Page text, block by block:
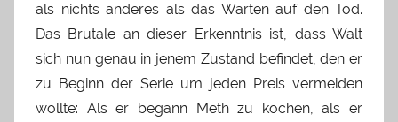
als nichts anderes als das Warten auf den Tod.
Das Brutale an dieser Erkenntnis ist, dass Walt
sich nun genau in jenem Zustand befindet, den er
zu Beginn der Serie um jeden Preis vermeiden
wollte: Als er begann Meth zu kochen, als er